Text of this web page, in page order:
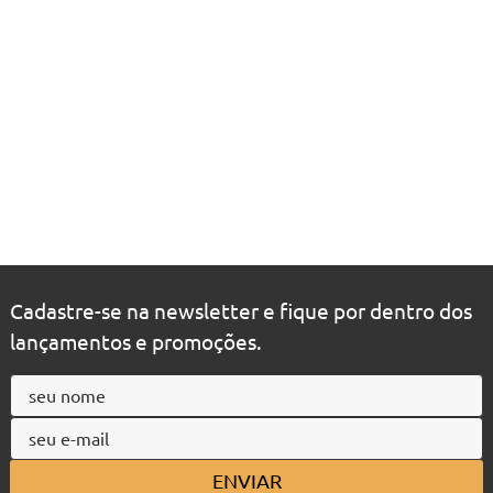
Cadastre-se na newsletter e fique por dentro dos
lançamentos e promoções.
ENVIAR